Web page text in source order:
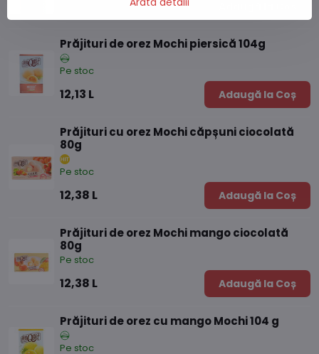
Prăjituri de orez Mochi piersică 104g
Pe stoc
12,13 L Adaugă la Coș
Prăjituri cu orez Mochi căpșuni ciocolată
80g
Pe stoc
12,38 L Adaugă la Coș
Prăjituri de orez Mochi mango ciocolată
80g
Pe stoc
12,38 L Adaugă la Coș
Prăjituri de orez cu mango Mochi 104 g
Pe stoc